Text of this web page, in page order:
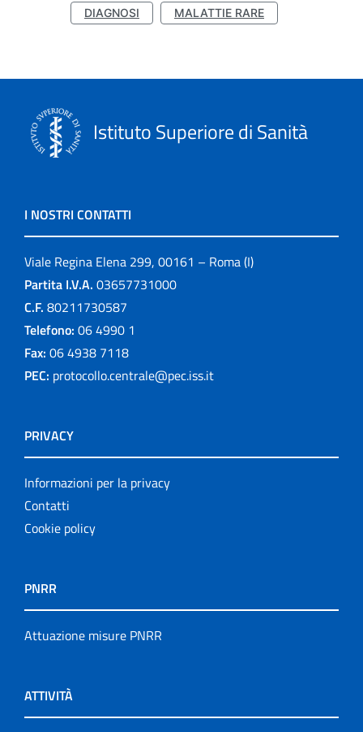
DIAGNOSI MALATTIE RARE
Istituto Superiore di Sanità
I NOSTRI CONTATTI
Viale Regina Elena 299, 00161 – Roma (I)
Partita I.V.A. 03657731000
C.F. 80211730587
Telefono: 06 4990 1
Fax: 06 4938 7118
PEC: protocollo.centrale@pec.iss.it
PRIVACY
Informazioni per la privacy
Contatti
Cookie policy
PNRR
Attuazione misure PNRR
ATTIVITÀ